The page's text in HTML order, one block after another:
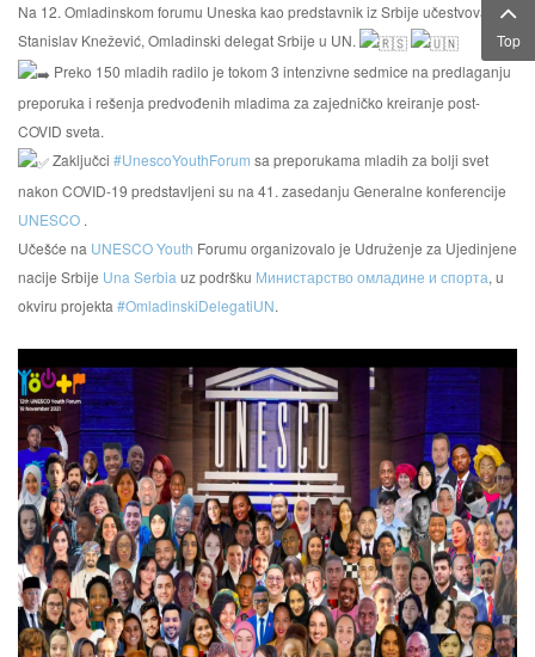
Na 12. Omladinskom forumu Uneska kao predstavnik iz Srbije učestvovao je
Stanislav Knežević, Omladinski delegat Srbije u UN.
Preko 150 mladih radilo je tokom 3 intenzivne sedmice na predlaganju
preporuka i rešenja predvođenih mladima za zajedničko kreiranje post-
COVID sveta.
Zaključci #UnescoYouthForum sa preporukama mladih za bolji svet
nakon COVID-19 predstavljeni su na 41. zasedanju Generalne konferencije
UNESCO .
Učešće na UNESCO Youth Forumu organizovalo je Udruženje za Ujedinjene
nacije Srbije Una Serbia uz podršku Министарство омладине и спорта, u
okviru projekta #OmladinskiDelegatiUN.
Top